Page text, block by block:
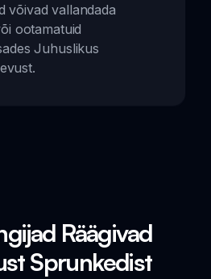
võivad vallandada
ootamatuid
Juhuslikus
Räägivad
Sprunkedist